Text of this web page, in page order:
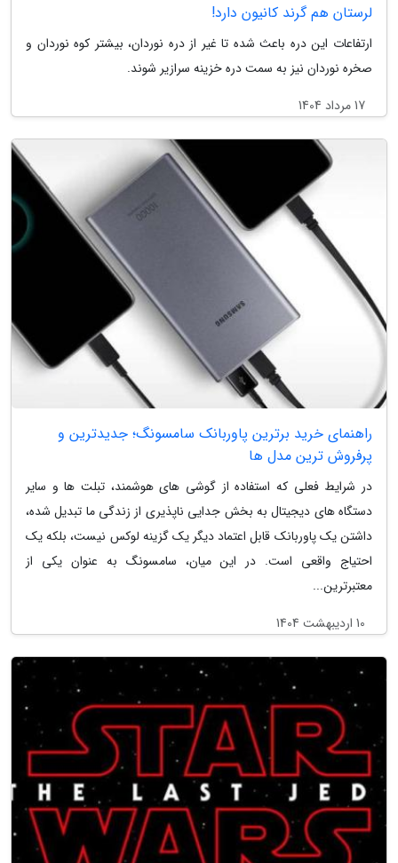
لرستان هم گرند کانیون دارد!
ارتفاعات این دره باعث شده تا غیر از دره نوردان، بیشتر کوه نوردان و
صخره نوردان نیز به سمت دره خزینه سرازیر شوند.
17 مرداد 1404
راهنمای خرید برترین پاوربانک سامسونگ؛ جدیدترین و
پرفروش ترین مدل ها
در شرایط فعلی که استفاده از گوشی های هوشمند، تبلت ها و سایر
دستگاه های دیجیتال به بخش جدایی ناپذیری از زندگی ما تبدیل شده،
داشتن یک پاوربانک قابل اعتماد دیگر یک گزینه لوکس نیست، بلکه یک
احتیاج واقعی است. در این میان، سامسونگ به عنوان یکی از
معتبرترین...
10 اردیبهشت 1404